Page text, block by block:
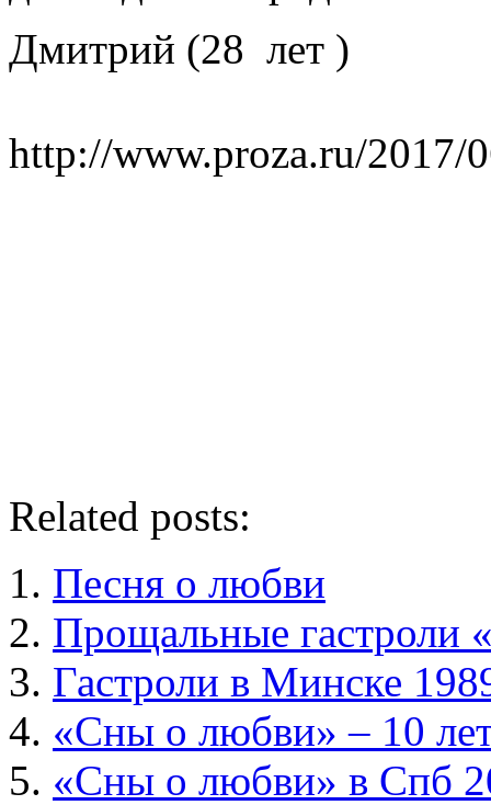
Дмитрий (28 лет )
http://www.proza.ru/2017/
Related posts:
Песня о любви
Прощальные гастроли
Гастроли в Минске
«Сны о любви» – 10
«Сны о любви» в Спб